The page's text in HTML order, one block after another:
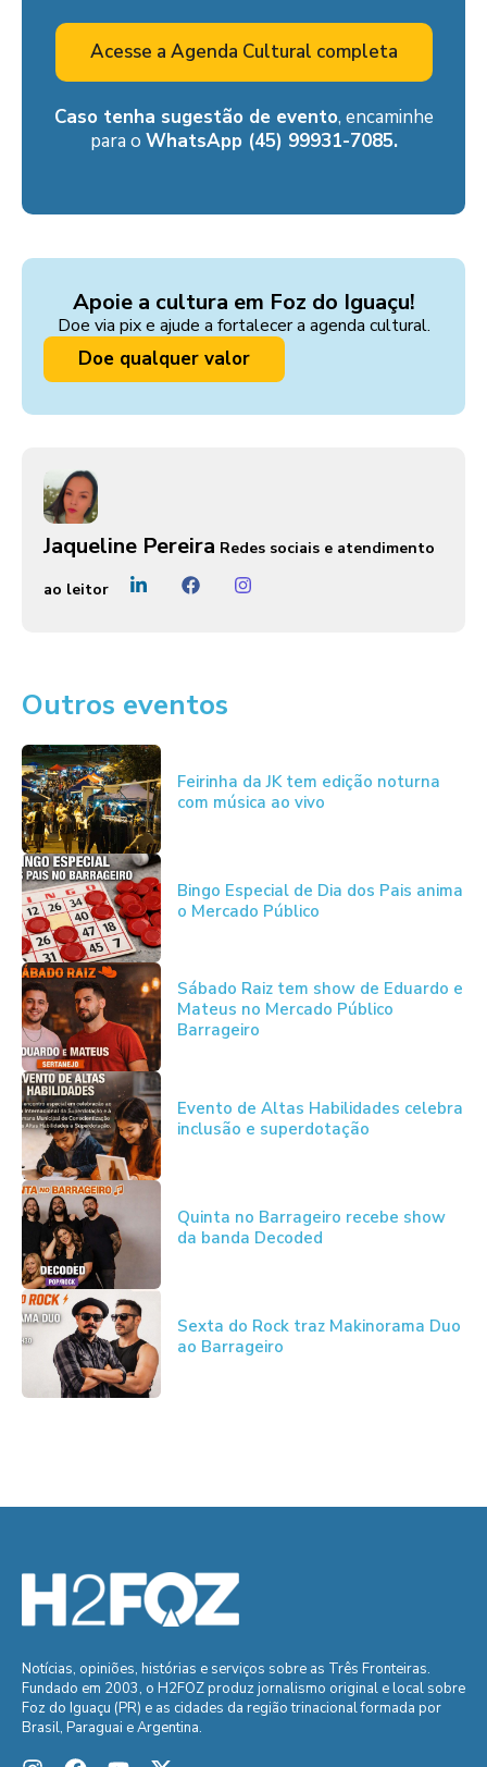
Acesse a Agenda Cultural completa
Caso tenha sugestão de evento, encaminhe
para o WhatsApp (45) 99931-7085.
Apoie a cultura em Foz do Iguaçu!
Doe via pix e ajude a fortalecer a agenda cultural.
Doe qualquer valor
Jaqueline Pereira Redes sociais e atendimento
ao leitor
Outros eventos
Feirinha da JK tem edição noturna
com música ao vivo
Bingo Especial de Dia dos Pais anima
o Mercado Público
Sábado Raiz tem show de Eduardo e
Mateus no Mercado Público
Barrageiro
Evento de Altas Habilidades celebra
inclusão e superdotação
Quinta no Barrageiro recebe show
da banda Decoded
Sexta do Rock traz Makinorama Duo
ao Barrageiro
Notícias, opiniões, histórias e serviços sobre as Três Fronteiras.
Fundado em 2003, o H2FOZ produz jornalismo original e local sobre
Foz do Iguaçu (PR) e as cidades da região trinacional formada por
Brasil, Paraguai e Argentina.